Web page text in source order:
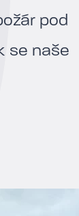
pod
se naše